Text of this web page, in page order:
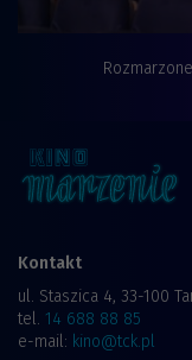
Kontakt
ul. Staszica 4, 33-100
tel. 14 688 88 85
e-mail: kino@tck.pl